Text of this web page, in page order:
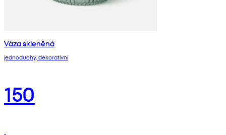
Váza skleněná
jednoduchý, dekorativní
150